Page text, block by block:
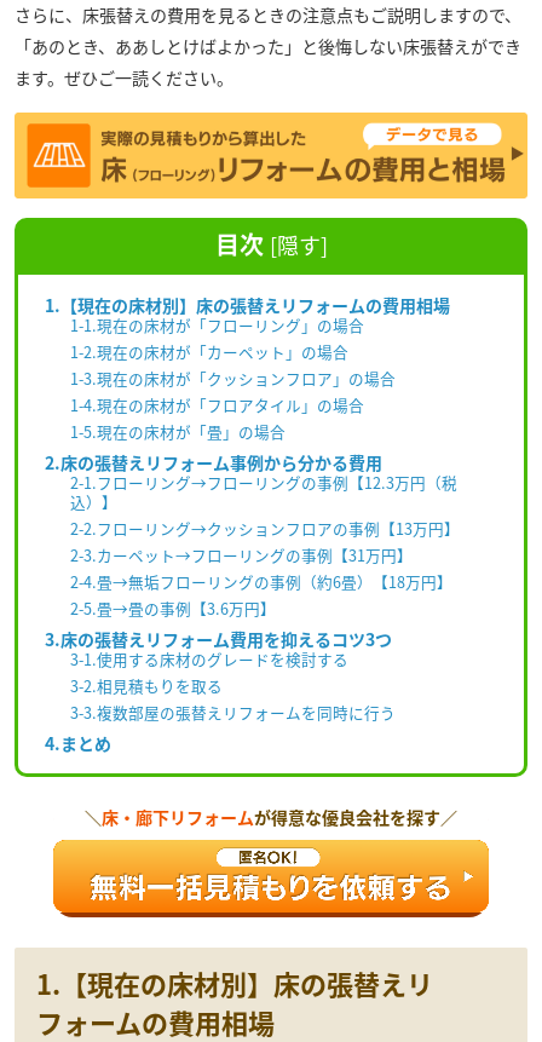
さらに、床張替えの費用を見るときの注意点もご説明しますので、
「あのとき、ああしとけばよかった」と後悔しない床張替えができ
ます。ぜひご一読ください。
目次 [隠す]
1.【現在の床材別】床の張替えリフォームの費用相場
1-1.現在の床材が「フローリング」の場合
1-2.現在の床材が「カーペット」の場合
1-3.現在の床材が「クッションフロア」の場合
1-4.現在の床材が「フロアタイル」の場合
1-5.現在の床材が「畳」の場合
2.床の張替えリフォーム事例から分かる費用
2-1.フローリング→フローリングの事例【12.3万円（税
込）】
2-2.フローリング→クッションフロアの事例【13万円】
2-3.カーペット→フローリングの事例【31万円】
2-4.畳→無垢フローリングの事例（約6畳）【18万円】
2-5.畳→畳の事例【3.6万円】
3.床の張替えリフォーム費用を抑えるコツ3つ
3-1.使用する床材のグレードを検討する
3-2.相見積もりを取る
3-3.複数部屋の張替えリフォームを同時に行う
4.まとめ
＼ 床・廊下リフォームが得意な優良会社を探す／
1.【現在の床材別】床の張替えリ
フォームの費用相場